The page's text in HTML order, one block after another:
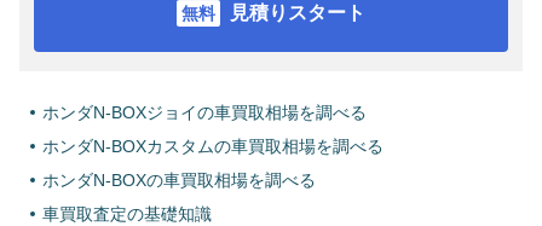
見積りスタート
ホンダN-BOXジョイの車買取相場を調べる
ホンダN-BOXカスタムの車買取相場を調べる
ホンダN-BOXの車買取相場を調べる
車買取査定の基礎知識